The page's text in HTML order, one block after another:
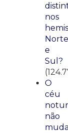
nos
Norte
e
Sul?
O
céu
não